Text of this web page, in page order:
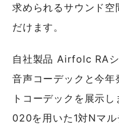
求められるサウンド空
だけます。
自社製品 Airfolc RA
音声コーデックと今
トコーデックを展示
020を用いた1対Nマル